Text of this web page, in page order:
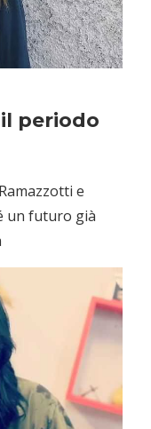
periodo
e
un futuro già